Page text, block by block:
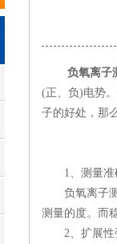
负氧离子
(正、负)电势
子的好处，那
1、测量准
负氧离子测
测量的度。而
2、扩展性